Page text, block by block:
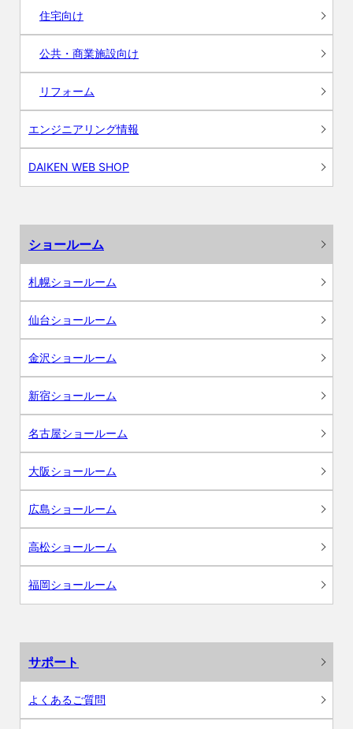
住宅向け
公共・商業施設向け
リフォーム
エンジニアリング情報
DAIKEN WEB SHOP
ショールーム
札幌ショールーム
仙台ショールーム
金沢ショールーム
新宿ショールーム
名古屋ショールーム
大阪ショールーム
広島ショールーム
高松ショールーム
福岡ショールーム
サポート
よくあるご質問